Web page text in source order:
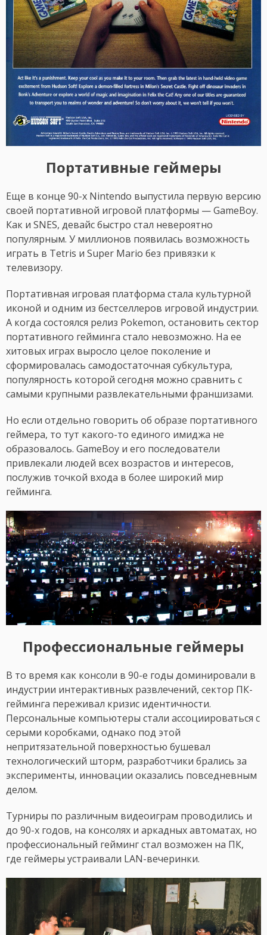
Портативные геймеры
Еще в конце 90-х Nintendo выпустила первую версию
своей портативной игровой платформы — GameBoy.
Как и SNES, девайс быстро стал невероятно
популярным. У миллионов появилась возможность
играть в Tetris и Super Mario без привязки к
телевизору.
Портативная игровая платформа стала культурной
иконой и одним из бестселлеров игровой индустрии.
А когда состоялся релиз Pokemon, остановить сектор
портативного гейминга стало невозможно. На ее
хитовых играх выросло целое поколение и
сформировалась самодостаточная субкультура,
популярность которой сегодня можно сравнить с
самыми крупными развлекательными франшизами.
Но если отдельно говорить об образе портативного
геймера, то тут какого-то единого имиджа не
образовалось. GameBoy и его последователи
привлекали людей всех возрастов и интересов,
послужив точкой входа в более широкий мир
гейминга.
Профессиональные геймеры
В то время как консоли в 90-е годы доминировали в
индустрии интерактивных развлечений, сектор ПК-
гейминга переживал кризис идентичности.
Персональные компьютеры стали ассоциироваться с
серыми коробками, однако под этой
непритязательной поверхностью бушевал
технологический шторм, разработчики брались за
эксперименты, инновации оказались повседневным
делом.
Турниры по различным видеоиграм проводились и
до 90-х годов, на консолях и аркадных автоматах, но
профессиональный гейминг стал возможен на ПК,
где геймеры устраивали LAN-вечеринки.